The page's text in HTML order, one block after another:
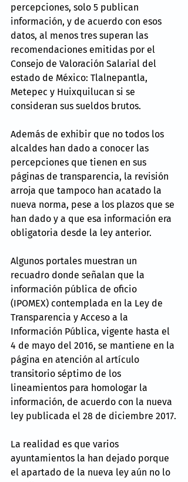
percepciones, solo 5 publican
información, y de acuerdo con esos
datos, al menos tres superan las
recomendaciones emitidas por el
Consejo de Valoración Salarial del
estado de México: Tlalnepantla,
Metepec y Huixquilucan si se
consideran sus sueldos brutos.
Además de exhibir que no todos los
alcaldes han dado a conocer las
percepciones que tienen en sus
páginas de transparencia, la revisión
arroja que tampoco han acatado la
nueva norma, pese a los plazos que se
han dado y a que esa información era
obligatoria desde la ley anterior.
Algunos portales muestran un
recuadro donde señalan que la
información pública de oficio
(IPOMEX) contemplada en la Ley de
Transparencia y Acceso a la
Información Pública, vigente hasta el
4 de mayo del 2016, se mantiene en la
página en atención al artículo
transitorio séptimo de los
lineamientos para homologar la
información, de acuerdo con la nueva
ley publicada el 28 de diciembre 2017.
La realidad es que varios
ayuntamientos la han dejado porque
el apartado de la nueva ley aún no lo